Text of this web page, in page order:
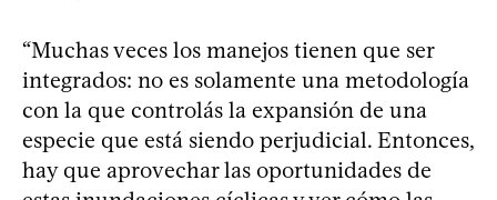
“Muchas veces los manejos tienen que ser
integrados: no es solamente una metodología
con la que controlás la expansión de una
especie que está siendo perjudicial. Entonces,
hay que aprovechar las oportunidades de